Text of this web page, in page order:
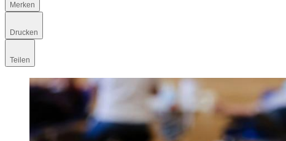
Merken
Drucken
Teilen